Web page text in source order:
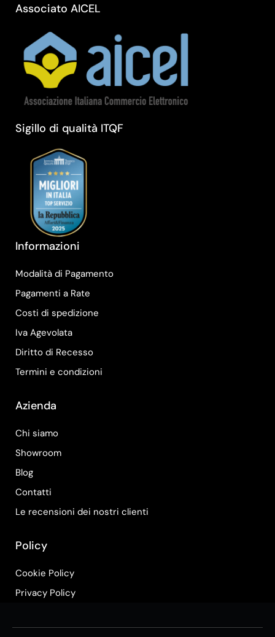
Associato AICEL
Sigillo di qualità ITQF
Informazioni
Modalità di Pagamento
Pagamenti a Rate
Costi di spedizione
Iva Agevolata
Diritto di Recesso
Termini e condizioni
Azienda
Chi siamo
Showroom
Blog
Contatti
Le recensioni dei nostri clienti
Policy
Cookie Policy
Privacy Policy